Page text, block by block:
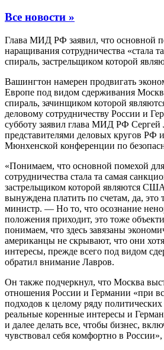
Все новости »
Глава МИД РФ заявил, что основной
наращивания сотрудничества «стала
спираль, застрельщиком которой
Вашингтон намерен продвигать
Европе под видом сдерживания
спираль, зачинщиком которой
деловому сотрудничеству России и
субботу заявил глава МИД РФ Сергей
представителями деловых кругов РФ
Мюнхенской конференции по
«Понимаем, что основной помехой
сотрудничества стала та самая
застрельщиком которой являются
вынуждена платить по счетам, да,
министр. — Но то, что осознание
положения приходит, это тоже
понимаем, что здесь завязаны
американцы не скрывают, что они
интересы, прежде всего под видом
обратил внимание Лавров.
Он также подчеркнул, что Москва
отношения России и Германии «при
подходов к целому ряду
реальные коренные интересы и
и далее делать все, чтобы бизнес,
чувствовал себя комфортно в